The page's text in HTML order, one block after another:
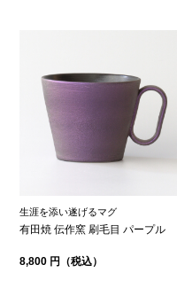
生涯を添い遂げるマグ
有田焼 伝作窯 刷毛目 パープル
8,800 円（税込）